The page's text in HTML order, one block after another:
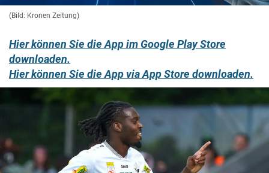
(Bild: Kronen Zeitung)
Hier können Sie die App im Google Play Store
downloaden.
Hier können Sie die App via App Store downloaden.